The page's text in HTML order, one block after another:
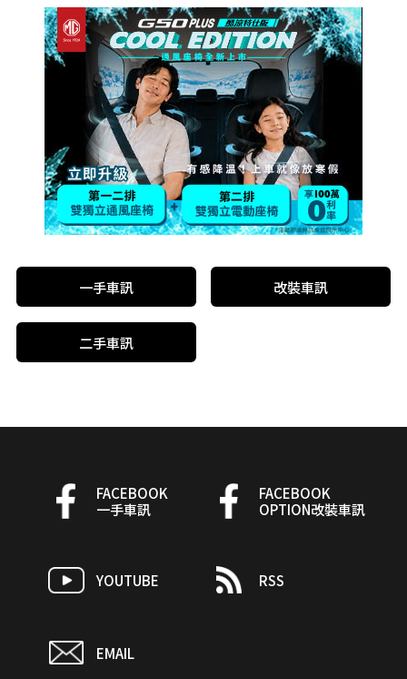
一手車訊 改裝車訊
二手車訊
FACEBOOK
一手車訊
FACEBOOK
OPTION改裝車訊
YOUTUBE RSS
EMAIL